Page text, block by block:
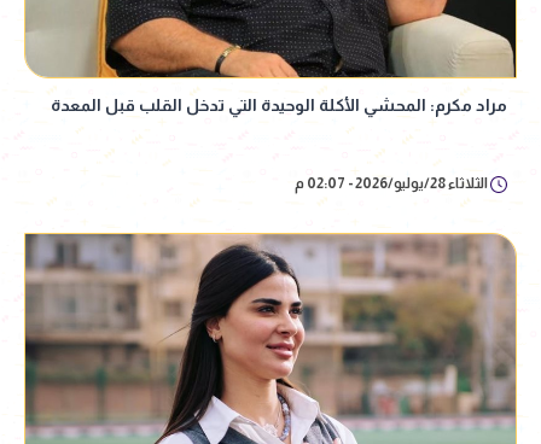
مراد مكرم: المحشي الأكلة الوحيدة التي تدخل القلب قبل المعدة
الثلاثاء 28/يوليو/2026 - 02:07 م